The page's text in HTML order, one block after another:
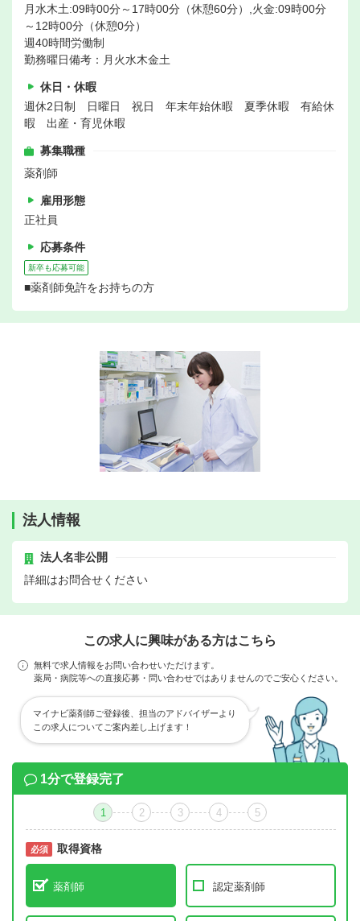
月水木土:09時00分～17時00分（休憩60分）,火金:09時00分
～12時00分（休憩0分）
週40時間労働制
勤務曜日備考：月火水木金土
休日・休暇
週休2日制 日曜日 祝日 年末年始休暇 夏季休暇 有給休
暇 出産・育児休暇
募集職種
薬剤師
雇用形態
正社員
応募条件
新卒も応募可能
■薬剤師免許をお持ちの方
法人情報
法人名非公開
詳細はお問合せください
この求人に興味がある方はこちら
無料で求人情報をお問い合わせいただけます。
薬局・病院等への直接応募・問い合わせではありませんのでご安心ください。
マイナビ薬剤師ご登録後、担当のアドバイザーより
この求人についてご案内差し上げます！
1分で登録完了
1 2 3 4 5
必須 取得資格
薬剤師 認定薬剤師